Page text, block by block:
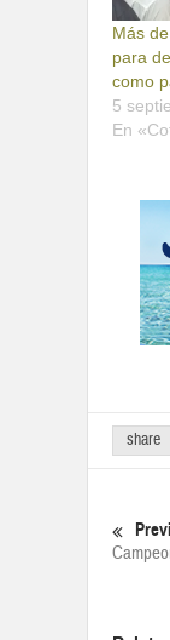
Más
para
como
5
En
share